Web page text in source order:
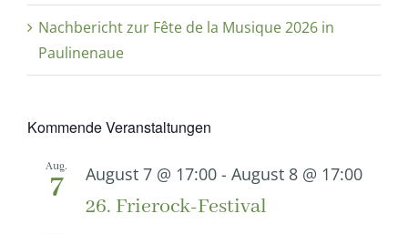
Nachbericht zur Fête de la Musique 2026 in
Paulinenaue
Kommende Veranstaltungen
Aug.
7 August 7 @ 17:00 - August 8 @ 17:00
26. Frierock-Festival